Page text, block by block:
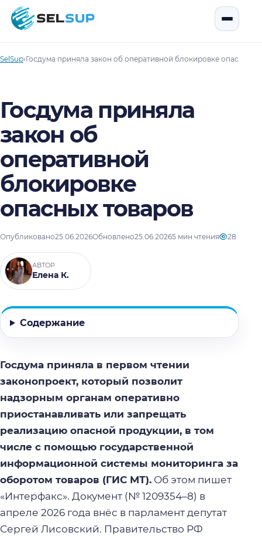
SelSup
SelSup›Госдума приняла закон об оперативной блокировке опасных
Госдума приняла
закон об
оперативной
блокировке
опасных товаров
Опубликовано25.06.2026Обновлено25.06.20265 мин чтения 28
АВТОР
Елена К.
Содержание
Госдума приняла в первом чтении
законопроект, который позволит
надзорным органам оперативно
приостанавливать или запрещать
реализацию опасной продукции, в том
числе с помощью государственной
информационной системы мониторинга за
оборотом товаров (ГИС МТ). Об этом пишет
«Интерфакс». Документ (№ 1209354–8) в
апреле 2026 года внёс в парламент депутат
Сергей Лисовский. Правительство РФ